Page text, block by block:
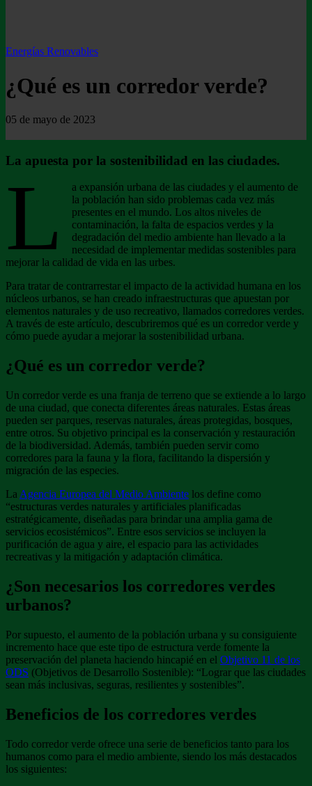
Energías Renovables
¿Qué es un corredor verde?
05 de mayo de 2023
La apuesta por la sostenibilidad en las ciudades.
L
a expansión urbana de las ciudades y el aumento de
la población han sido problemas cada vez más
presentes en el mundo. Los altos niveles de
contaminación, la falta de espacios verdes y la
degradación del medio ambiente han llevado a la
necesidad de implementar medidas sostenibles para
mejorar la calidad de vida en las urbes.
Para tratar de contrarrestar el impacto de la actividad humana en los
núcleos urbanos, se han creado infraestructuras que apuestan por
elementos naturales y de uso recreativo, llamados corredores verdes.
A través de este artículo, descubriremos qué es un corredor verde y
cómo puede ayudar a mejorar la sostenibilidad urbana.
¿Qué es un corredor verde?
Un corredor verde es una franja de terreno que se extiende a lo largo
de una ciudad, que conecta diferentes áreas naturales. Estas áreas
pueden ser parques, reservas naturales, áreas protegidas, bosques,
entre otros. Su objetivo principal es la conservación y restauración
de la biodiversidad. Además, también pueden servir como
corredores para la fauna y la flora, facilitando la dispersión y
migración de las especies.
La Agencia Europea del Medio Ambiente los define como
“estructuras verdes naturales y artificiales planificadas
estratégicamente, diseñadas para brindar una amplia gama de
servicios ecosistémicos”. Entre esos servicios se incluyen la
purificación de agua y aire, el espacio para las actividades
recreativas y la mitigación y adaptación climática.
¿Son necesarios los corredores verdes
urbanos?
Por supuesto, el aumento de la población urbana y su consiguiente
incremento hace que este tipo de estructura verde fomente la
preservación del planeta haciendo hincapié en el Objetivo 11 de los
ODS (Objetivos de Desarrollo Sostenible): “Lograr que las ciudades
sean más inclusivas, seguras, resilientes y sostenibles”.
Beneficios de los corredores verdes
Todo corredor verde ofrece una serie de beneficios tanto para los
humanos como para el medio ambiente, siendo los más destacados
los siguientes: